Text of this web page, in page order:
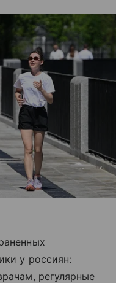
у россиян:
регулярные